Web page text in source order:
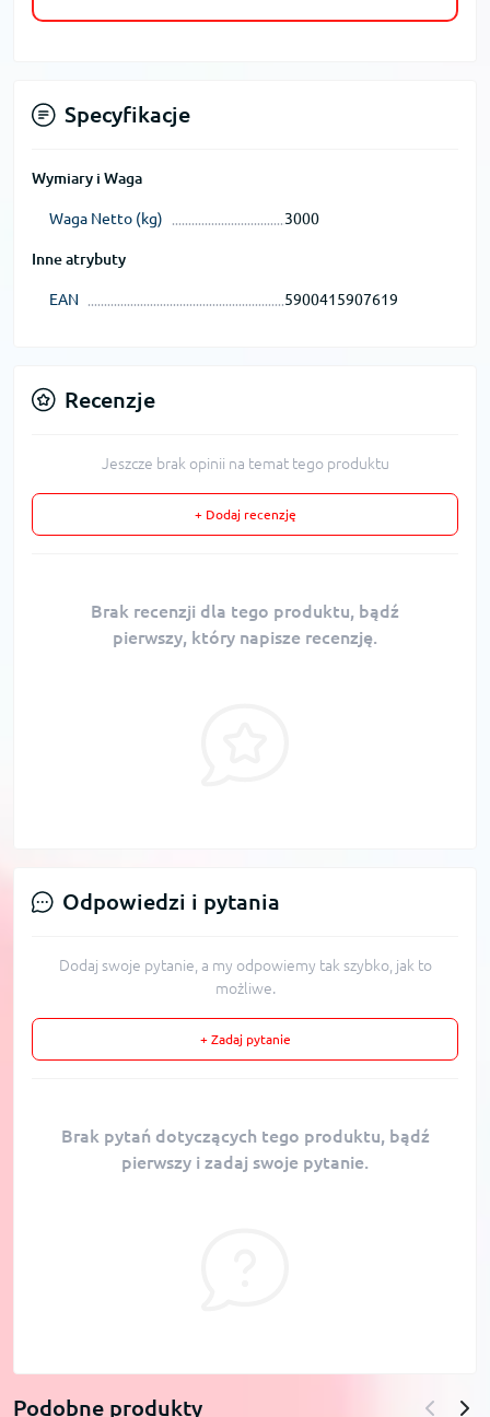
Specyfikacje
Wymiary i Waga
Waga Netto (kg) 3000
Inne atrybuty
EAN 5900415907619
Recenzje
Jeszcze brak opinii na temat tego produktu
+ Dodaj recenzję
Brak recenzji dla tego produktu, bądź
pierwszy, który napisze recenzję.
Odpowiedzi i pytania
Dodaj swoje pytanie, a my odpowiemy tak szybko, jak to
możliwe.
+ Zadaj pytanie
Brak pytań dotyczących tego produktu, bądź
pierwszy i zadaj swoje pytanie.
Podobne produkty